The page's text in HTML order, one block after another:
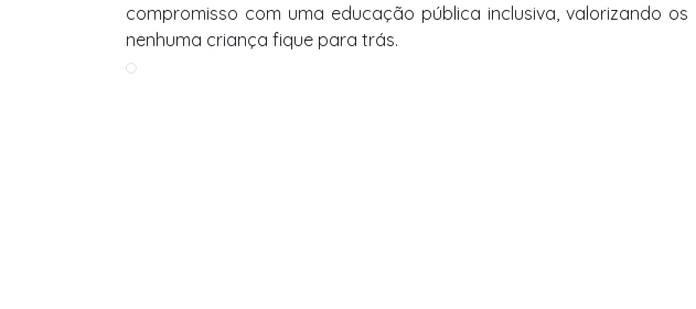
compromisso com uma educação pública inclusiva, valorizando
nenhuma criança fique para trás.